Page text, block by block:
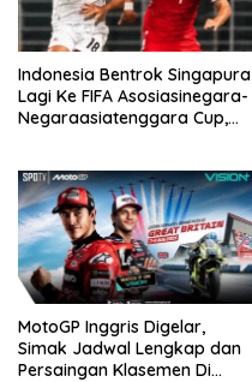
Indonesia Bentrok Singapura
Lagi Ke FIFA Asosiasinegara-
Negaraasiatenggara Cup,
MotoGP Inggris Digelar,
Simak Jadwal Lengkap dan
Persaingan Klasemen Di